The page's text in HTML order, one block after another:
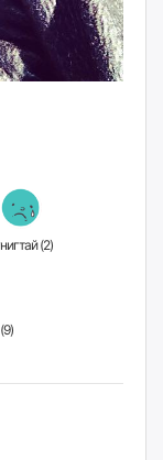
Гунигтай (2)
Үзэн ядмаар (9)